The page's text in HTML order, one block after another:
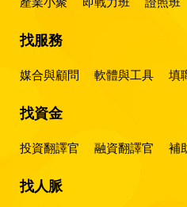
找服務
媒合與顧問 軟體與工具 填
找資金
投資翻譯官 融資翻譯官 補
找人脈